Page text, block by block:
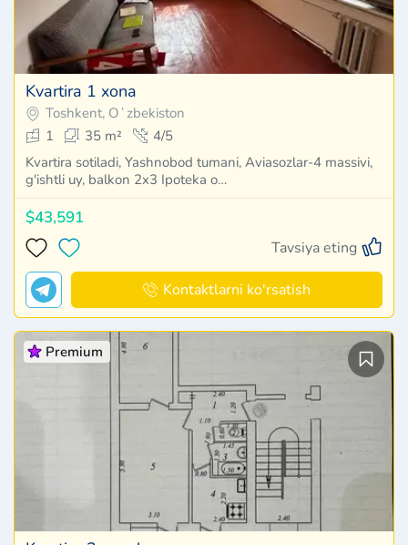
Kvartira 1 xona
Toshkent, Oʻzbekiston
1
35 m²
4/5
Kvartira sotiladi, Yashnobod tumani, Aviasozlar-4 massivi,
g'ishtli uy, balkon 2x3 Ipoteka o…
$43,591
Tavsiya eting
Kontaktlarni ko'rsatish
Premium